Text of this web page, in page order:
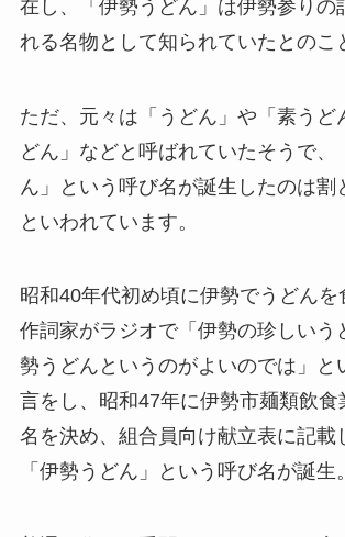
在し、「伊勢うどん」は伊勢参りの
れる名物として知られていたとのこ
ただ、元々は「うどん」や「素うど
どん」などと呼ばれていたそうで、
ん」という呼び名が誕生したのは割
といわれています。
昭和40年代初め頃に伊勢でうどんを
作詞家がラジオで「伊勢の珍しいう
勢うどんというのがよいのでは」と
言をし、昭和47年に伊勢市麺類飲食
名を決め、組合員向け献立表に記載
「伊勢うどん」という呼び名が誕生。